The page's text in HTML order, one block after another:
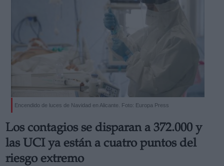
Encendido de luces de Navidad en Alicante. Foto: Europa Press
Los contagios se disparan a 372.000 y
las UCI ya están a cuatro puntos del
riesgo extremo